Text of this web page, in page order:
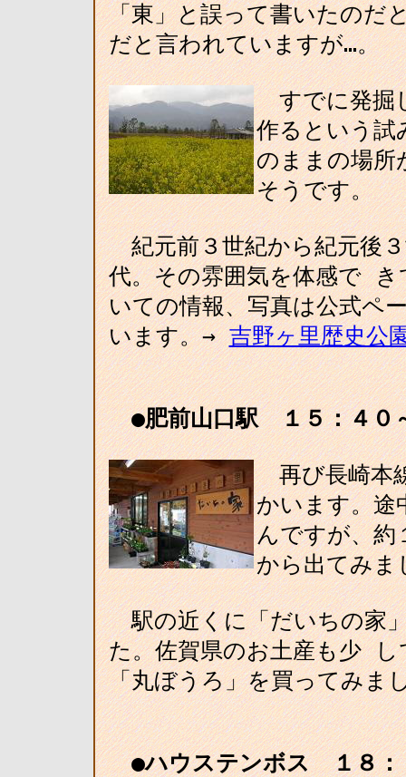
「東」と誤って書いたのだ
だと言われていますが…。
すでに発掘
作るという
のままの場所
そうです。
紀元前３世紀から紀元後３
代。その雰囲気を体感で
いての情報、写真は公式ペ
います。→吉野ヶ里歴史公
●肥前山口駅 １５：４０
再び長崎本
かいます。途
んですが、約
から出てみま
駅の近くに「だいちの家
た。佐賀県のお土産も少
「丸ぼうろ」を買ってみま
●ハウステンボス １８：